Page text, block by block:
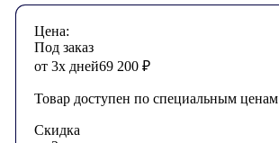
Цена:
Под заказ
от 3х дней69 200 ₽
Товар доступен по специальным ценам
Скидка